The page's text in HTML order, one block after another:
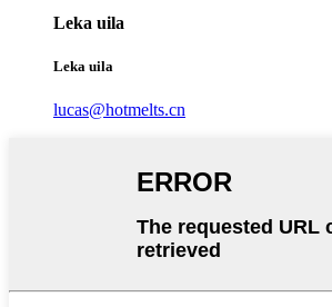
Leka uila
Leka uila
lucas@hotmelts.cn